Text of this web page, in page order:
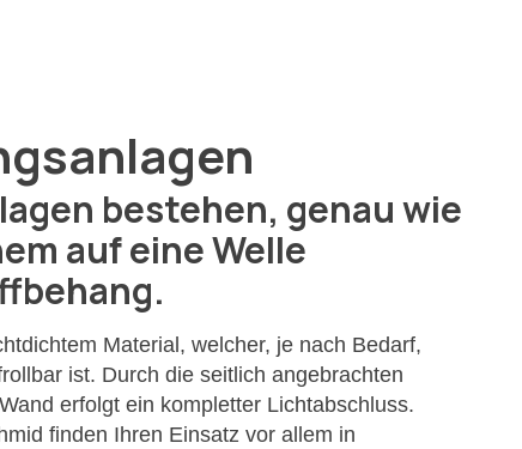
bestehen, genau wie
auf eine Welle
Material, welcher, je nach Bedarf,
ist. Durch die seitlich angebrachten
erfolgt ein kompletter Lichtabschluss.
finden Ihren Einsatz vor allem in